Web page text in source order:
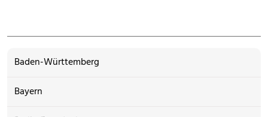
Baden-Württemberg
Bayern